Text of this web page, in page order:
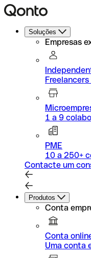
Soluções
Empresas
Freelancers
1 a 9
PME
10 a 250+
Contacte um
Produtos
Conta
Conta
Uma conta